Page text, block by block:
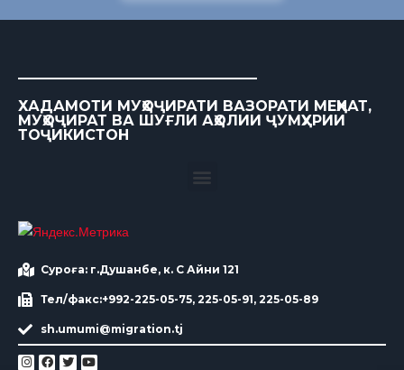
ХАДАМОТИ МУҲОҶИРАТИ ВАЗОРАТИ МЕҲНАТ,
МУҲОҶИРАТ ВА ШУҒЛИ АҲОЛИИ ҶУМҲУРИИ
ТОҶИКИСТОН
Суроға: г.Душанбе, к. С Айни 121
Тел/факс:+992-225-05-75, 225-05-91, 225-05-89
sh.umumi@migration.tj